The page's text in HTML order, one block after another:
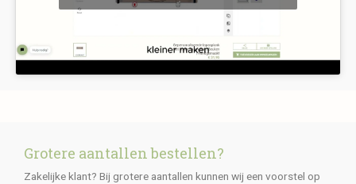
Grotere aantallen bestellen?
Zakelijke klant? Bij grotere aantallen kunnen wij een voorstel op